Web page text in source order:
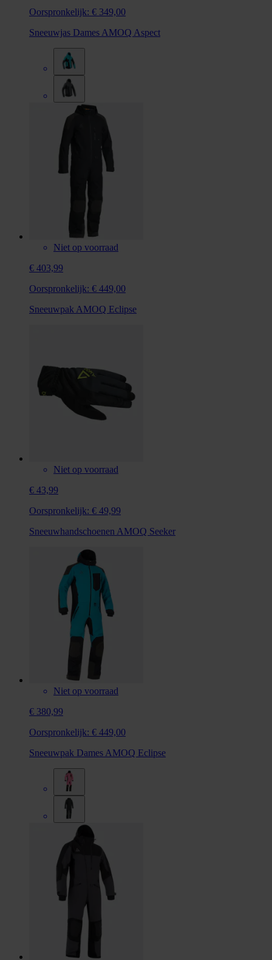
Oorspronkelijk: € 349,00
Sneeuwjas Dames AMOQ Aspect
Niet op voorraad
€ 403,99
Oorspronkelijk: € 449,00
Sneeuwpak AMOQ Eclipse
Niet op voorraad
€ 43,99
Oorspronkelijk: € 49,99
Sneeuwhandschoenen AMOQ Seeker
Niet op voorraad
€ 380,99
Oorspronkelijk: € 449,00
Sneeuwpak Dames AMOQ Eclipse